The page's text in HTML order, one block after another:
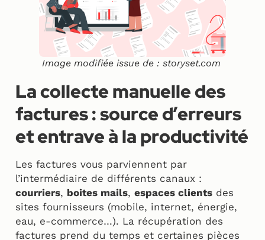
Image modifiée issue de : storyset.com
La collecte manuelle des
factures : source d’erreurs
et entrave à la productivité
Les factures vous parviennent par
l’intermédiaire de différents canaux :
courriers, boites mails, espaces clients des
sites fournisseurs (mobile, internet, énergie,
eau, e-commerce…). La récupération des
factures prend du temps et certaines pièces